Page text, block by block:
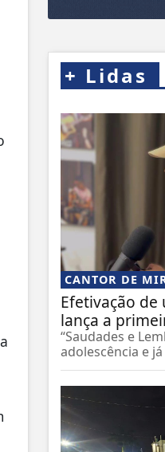
+ Lidas
CANTOR DE
Efetivação de
lança a
“Saudades e
adolescência e já